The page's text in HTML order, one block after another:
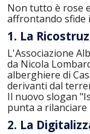
Non tutto è rose
affrontando sfide
1. La
L'Associazione
da Nicola
alberghiere di
derivanti dal
Il nuovo slogan
punta a
2. La